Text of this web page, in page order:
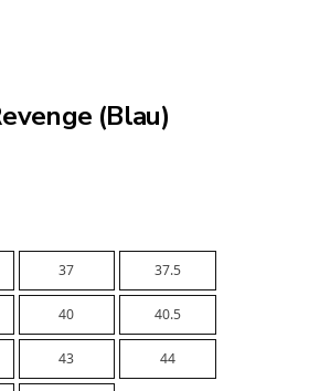
(Blau)
37 37.5
40 40.5
43 44